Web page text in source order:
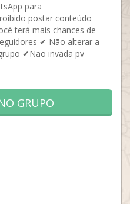
para
postar conteúdo
terá mais chances de
✔ Não alterar a
✔Não invada pv
GRUPO